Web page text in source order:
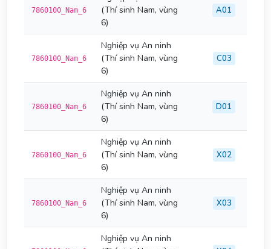
7860100_Nam_6
(Thí sinh Nam, vùng
6)
A01
7860100_Nam_6
Nghiệp vụ An ninh
(Thí sinh Nam, vùng
6)
C03
7860100_Nam_6
Nghiệp vụ An ninh
(Thí sinh Nam, vùng
6)
D01
7860100_Nam_6
Nghiệp vụ An ninh
(Thí sinh Nam, vùng
6)
X02
7860100_Nam_6
Nghiệp vụ An ninh
(Thí sinh Nam, vùng
6)
X03
Nghiệp vụ An ninh